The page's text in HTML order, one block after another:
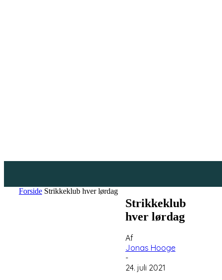
Forside Strikkeklub hver lørdag
Strikkeklub
hver lørdag
Af
Jonas Hooge
-
24. juli 2021